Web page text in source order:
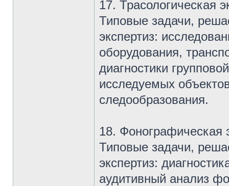
17. Трасологическая
Типовые задачи,
экспертиз:
оборудования,
диагностики
исследуемых
следообразования.
18. Фонографическая
Типовые задачи,
экспертиз:
аудитивный анализ